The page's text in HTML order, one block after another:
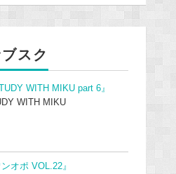
スク
WITH MIKU part 6』
WITH MIKU
ンオポ VOL.22』